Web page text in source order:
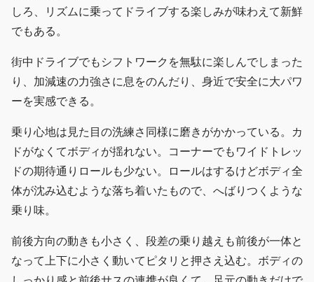
しろ、リズムに乗ってドライブする楽しみが味わえて新鮮
でもある。
街中ドライブでもシフトワークを無駄に楽しんでしまった
り、加減速の力強さに息をのんだり、身近で安全に大パワ
ーを実感できる。
乗り心地は見た目の洗練さ同様に磨きがかかっている。カ
ドがなくてボディが揺れない。コーナーでもワイドトレッ
ドの期待通りロールも少ない。ロールはするけどボディ全
体が沈み込むような落ち着いたもので、へばりつくような
乗り味。
前後方向の動きも小さく、段差の乗り越えも前後が一体と
なって上下に小さく動いてピタリと押さえ込む。ボディの